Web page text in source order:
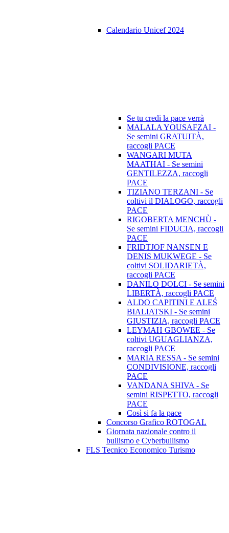
Calendario Unicef 2024
Se tu credi la pace verrà
MALALA YOUSAFZAI -
Se semini GRATUITÀ,
raccogli PACE
WANGARI MUTA
MAATHAI - Se semini
GENTILEZZA, raccogli
PACE
TIZIANO TERZANI - Se
coltivi il DIALOGO, raccogli
PACE
RIGOBERTA MENCHÙ -
Se semini FIDUCIA, raccogli
PACE
FRIDTJOF NANSEN E
DENIS MUKWEGE - Se
coltivi SOLIDARIETÀ,
raccogli PACE
DANILO DOLCI - Se semini
LIBERTÀ, raccogli PACE
ALDO CAPITINI E ALEŚ
BIALIATSKI - Se semini
GIUSTIZIA, raccogli PACE
LEYMAH GBOWEE - Se
coltivi UGUAGLIANZA,
raccogli PACE
MARIA RESSA - Se semini
CONDIVISIONE, raccogli
PACE
VANDANA SHIVA - Se
semini RISPETTO, raccogli
PACE
Così si fa la pace
Concorso Grafico ROTOGAL
Giornata nazionale contro il
bullismo e Cyberbullismo
FLS Tecnico Economico Turismo